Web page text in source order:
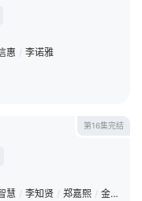
惠 / 李诺雅
第16集完结
慧 / 李知贤 / 郑嘉熙 / 金钟秀